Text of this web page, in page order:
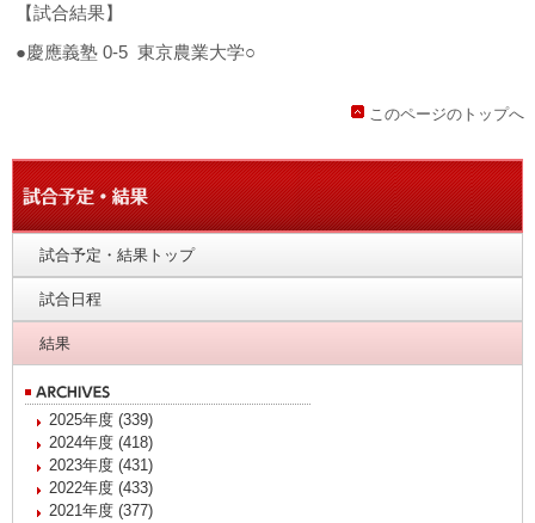
【試合結果】
●慶應義塾 0‐5 東京農業大学○
このページのトップへ
試合予定・結果トップ
試合日程
結果
2025年度 (339)
2024年度 (418)
2023年度 (431)
2022年度 (433)
2021年度 (377)